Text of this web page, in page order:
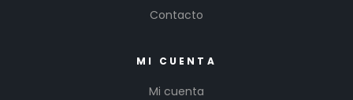
Contacto
MI CUENTA
Mi cuenta